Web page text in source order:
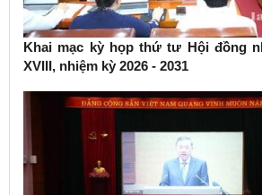
Khai mạc kỳ họp thứ tư Hội đồng
XVIII, nhiệm kỳ 2026 - 2031